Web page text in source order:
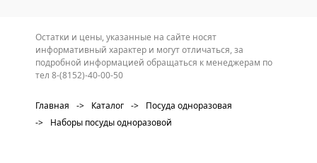
Остатки и цены, указанные на сайте носят
информативный характер и могут отличаться, за
подробной информацией обращаться к менеджерам по
тел 8-(8152)-40-00-50
Главная -> Каталог ->
Посуда одноразовая
->
Наборы посуды одноразовой